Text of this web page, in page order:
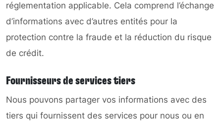
réglementation applicable. Cela comprend l’échange
d’informations avec d’autres entités pour la
protection contre la fraude et la réduction du risque
de crédit.
Fournisseurs de services tiers
Nous pouvons partager vos informations avec des
tiers qui fournissent des services pour nous ou en